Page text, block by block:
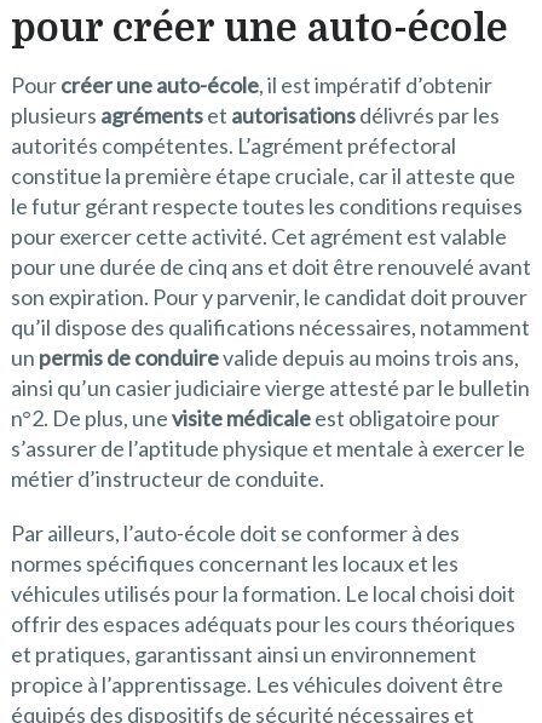
pour créer une auto-école
Pourcréer une auto-école, il est impératif d’obtenir
plusieurs agrémentset autorisationsdélivrés par les
autorités compétentes. L’agrément préfectoral
constitue la première étape cruciale, car il atteste que
le futur gérant respecte toutes les conditions requises
pour exercer cette activité. Cet agrément est valable
pour une durée de cinq ans et doit être renouvelé avant
son expiration. Pour y parvenir, le candidat doit prouver
qu’il dispose des qualifications nécessaires, notamment
un permis de conduirevalide depuis au moins trois ans,
ainsi qu’un casier judiciaire vierge attesté par le bulletin
n°2. De plus, unevisite médicaleest obligatoire pour
s’assurer de l’aptitude physique et mentale à exercer le
métier d’instructeur de conduite.
Par ailleurs, l’auto-école doit se conformer à des
normes spécifiques concernant les locaux et les
véhicules utilisés pour la formation. Le local choisi doit
offrir des espaces adéquats pour les cours théoriques
et pratiques, garantissant ainsi un environnement
propice à l’apprentissage. Les véhicules doivent être
équipés des dispositifs de sécurité nécessaires et